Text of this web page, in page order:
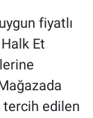
fiyatlı
Et
tercih edilen